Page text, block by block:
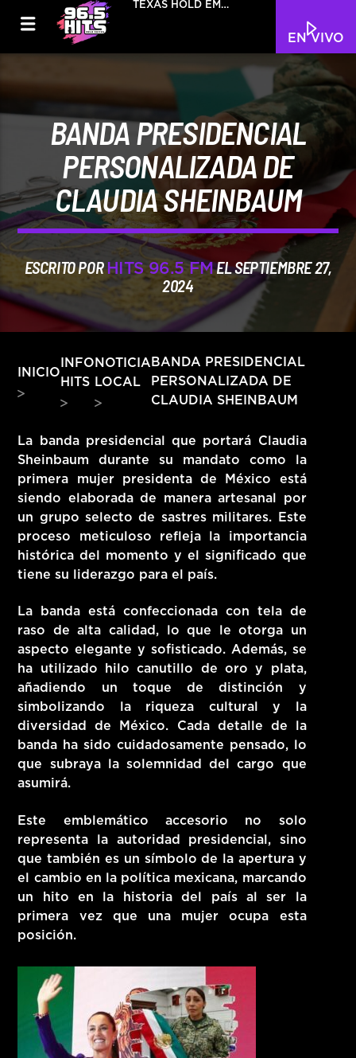
EN VIVO
TEXAS HOLD EM
HITS – 96.5 FM
HITS
Hits – 96.5 FM
BANDA PRESIDENCIAL
PERSONALIZADA DE
CLAUDIA SHEINBAUM
ESCRITO PORHITS 96.5 FMEL SEPTIEMBRE 27,
2024
INICIO
INFO
HITS
NOTICIA
LOCAL
BANDA PRESIDENCIAL
PERSONALIZADA DE
CLAUDIA SHEINBAUM
La banda presidencial que portará Claudia
Sheinbaum durante su mandato como la
primera mujer presidenta de México está
siendo elaborada de manera artesanal por
un grupo selecto de sastres militares. Este
proceso meticuloso refleja la importancia
histórica del momento y el significado que
tiene su liderazgo para el país.
La banda está confeccionada con tela de
raso de alta calidad, lo que le otorga un
aspecto elegante y sofisticado. Además, se
ha utilizado hilo canutillo de oro y plata,
añadiendo un toque de distinción y
simbolizando la riqueza cultural y la
diversidad de México. Cada detalle de la
banda ha sido cuidadosamente pensado, lo
que subraya la solemnidad del cargo que
asumirá.
Este emblemático accesorio no solo
representa la autoridad presidencial, sino
que también es un símbolo de la apertura y
el cambio en la política mexicana, marcando
un hito en la historia del país al ser la
primera vez que una mujer ocupa esta
posición.